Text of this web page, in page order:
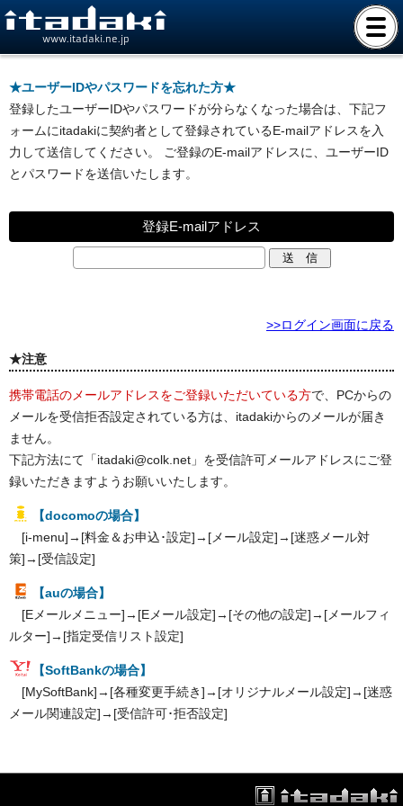
www.itadaki.ne.jp
★ユーザーIDやパスワードを忘れた方★
登録したユーザーIDやパスワードが分らなくなった場合は、下記フ
ォームにitadakiに契約者として登録されているE-mailアドレスを入
力して送信してください。 ご登録のE-mailアドレスに、ユーザーID
とパスワードを送信いたします。
登録E-mailアドレス
>>ログイン画面に戻る
★注意
携帯電話のメールアドレスをご登録いただいている方で、PCからの
メールを受信拒否設定されている方は、itadakiからのメールが届き
ません。
下記方法にて「itadaki@colk.net」を受信許可メールアドレスにご登
録いただきますようお願いいたします。
【docomoの場合】
[i-menu]→[料金＆お申込･設定]→[メール設定]→[迷惑メール対
策]→[受信設定]
【auの場合】
[Eメールメニュー]→[Eメール設定]→[その他の設定]→[メールフィ
ルター]→[指定受信リスト設定]
【SoftBankの場合】
[MySoftBank]→[各種変更手続き]→[オリジナルメール設定]→[迷惑
メール関連設定]→[受信許可･拒否設定]